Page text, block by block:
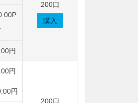
200口
購入
円
円
200口
円